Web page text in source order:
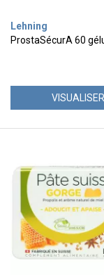
Lehning
ProstaSécurA 60
VISUALISER